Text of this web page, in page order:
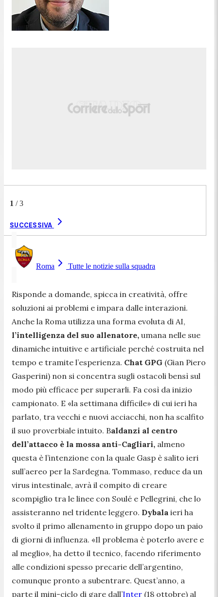
1 /3
SUCCESSIVA
Roma Tutte le notizie sulla squadra
Risponde a domande, spicca in creatività, offre
soluzioni ai problemi e impara dalle interazioni.
Anche la Roma utilizza una forma evoluta di AI,
l’intelligenza del suo allenatore, umana nelle sue
dinamiche intuitive e artificiale perché costruita nel
tempo e tramite l’esperienza. Chat GPG (Gian Piero
Gasperini) non si concentra sugli ostacoli bensì sul
modo più efficace per superarli. Fa così da inizio
campionato. E «la settimana difficile» di cui ieri ha
parlato, tra vecchi e nuovi acciacchi, non ha scalfito
il suo proverbiale intuito. Baldanzi al centro
dell’attacco è la mossa anti-Cagliari, almeno
questa è l’intenzione con la quale Gasp è salito ieri
sull’aereo per la Sardegna. Tommaso, reduce da un
virus intestinale, avrà il compito di creare
scompiglio tra le linee con Soulé e Pellegrini, che lo
assisteranno nel tridente leggero. Dybala ieri ha
svolto il primo allenamento in gruppo dopo un paio
di giorni di influenza. «Il problema è poterlo avere e
al meglio», ha detto il tecnico, facendo riferimento
alle condizioni spesso precarie dell’argentino,
comunque pronto a subentrare. Quest’anno, a
parte il mini-ciclo di gare dall’Inter (18 ottobre) al